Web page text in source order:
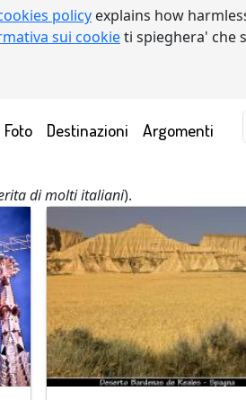
policy explains how
sui cookieti spieghera' che
Foto Destinazioni Argomenti
di molti italiani).